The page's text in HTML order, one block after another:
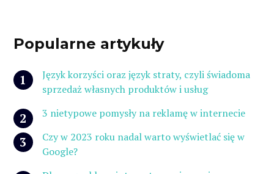
Popularne artykuły
Język korzyści oraz język straty, czyli świadoma
sprzedaż własnych produktów i usług
3 nietypowe pomysły na reklamę w internecie
Czy w 2023 roku nadal warto wyświetlać się w
Google?